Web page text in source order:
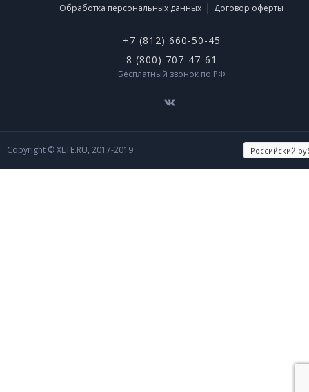
Обработка персональных данных | Договор оферты
+7 (812) 660-50-45
8 (800) 707-47-61
Бесплатный звонок по РФ
Copyright © XLTE.RU, 2017-2019.